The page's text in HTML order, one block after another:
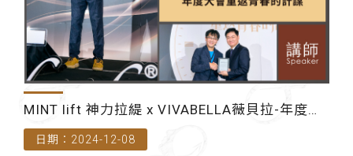
MINT lift 神力拉緹 x VIVABELLA薇貝拉-年度大
會重返青春的計謀-講師
日期：2024-12-08